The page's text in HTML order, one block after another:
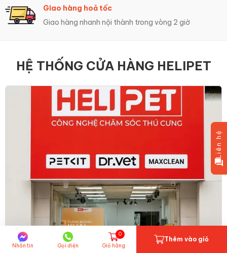
Giao hàng hoả tốc
Giao hàng nhanh nội thành trong vòng 2 giờ
HỆ THỐNG CỬA HÀNG HELIPET
Liên hệ
Nhắn tin Gọi điện
0
Giỏ hàng
Thêm vào giỏ